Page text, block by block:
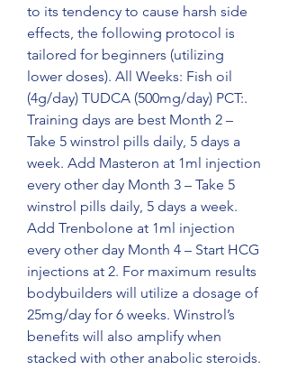
to its tendency to cause harsh side
effects, the following protocol is
tailored for beginners (utilizing
lower doses). All Weeks: Fish oil
(4g/day) TUDCA (500mg/day) PCT:.
Training days are best Month 2 –
Take 5 winstrol pills daily, 5 days a
week. Add Masteron at 1ml injection
every other day Month 3 – Take 5
winstrol pills daily, 5 days a week.
Add Trenbolone at 1ml injection
every other day Month 4 – Start HCG
injections at 2. For maximum results
bodybuilders will utilize a dosage of
25mg/day for 6 weeks. Winstrol’s
benefits will also amplify when
stacked with other anabolic steroids.